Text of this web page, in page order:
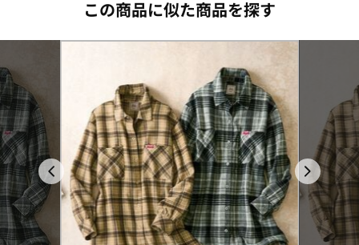
この商品に似た商品を探す